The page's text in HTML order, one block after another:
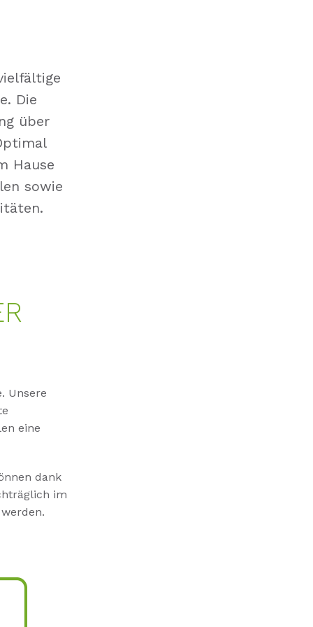
Die
über
Hause
sowie
Unsere
eine
dank
im